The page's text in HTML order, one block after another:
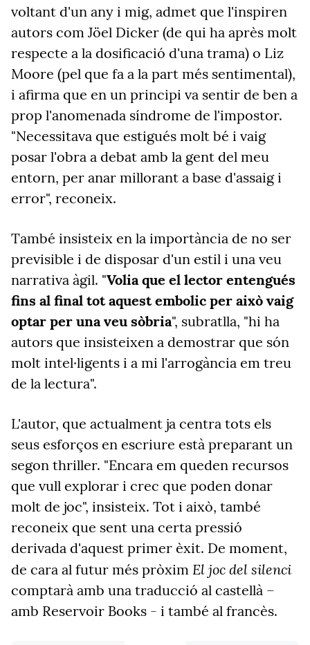
voltant d'un any i mig, admet que l'inspiren
autors com Jöel Dicker (de qui ha après molt
respecte a la dosificació d'una trama) o Liz
Moore (pel que fa a la part més sentimental),
i afirma que en un principi va sentir de ben a
prop l'anomenada síndrome de l'impostor.
"Necessitava que estigués molt bé i vaig
posar l'obra a debat amb la gent del meu
entorn, per anar millorant a base d'assaig i
error", reconeix.
També insisteix en la importància de no ser
previsible i de disposar d'un estil i una veu
narrativa àgil. "Volia que el lector entengués
fins al final tot aquest embolic per això vaig
optar per una veu sòbria", subratlla, "hi ha
autors que insisteixen a demostrar que són
molt intel·ligents i a mi l'arrogància em treu
de la lectura".
L'autor, que actualment ja centra tots els
seus esforços en escriure està preparant un
segon thriller. "Encara em queden recursos
que vull explorar i crec que poden donar
molt de joc", insisteix. Tot i això, també
reconeix que sent una certa pressió
derivada d'aquest primer èxit. De moment,
de cara al futur més pròxim El joc del silenci
comptarà amb una traducció al castellà –
amb Reservoir Books - i també al francès.